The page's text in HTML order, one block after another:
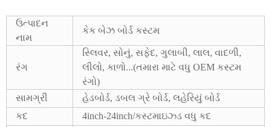
ઉત્પાદન
નામ
કેક બેઝ બોર્ડ કસ્ટમ
રંગ
સ્લિવર, સોનું, સફેદ, ગુલાબી, લાલ, વાદળી,
લીલો, કાળો...(તમારા માટે વધુ OEM કસ્ટમ
રંગો)
સામગ્રી
હેડબોર્ડ, ડબલ ગ્રે બોર્ડ, લહેરિયું બોર્ડ
કદ
4inch-24inch/કસ્ટમાઇઝ્ડ વધુ કદ